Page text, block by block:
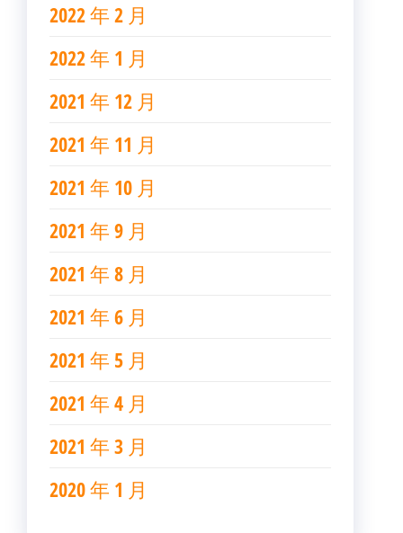
2022 年 2 月
2022 年 1 月
2021 年 12 月
2021 年 11 月
2021 年 10 月
2021 年 9 月
2021 年 8 月
2021 年 6 月
2021 年 5 月
2021 年 4 月
2021 年 3 月
2020 年 1 月